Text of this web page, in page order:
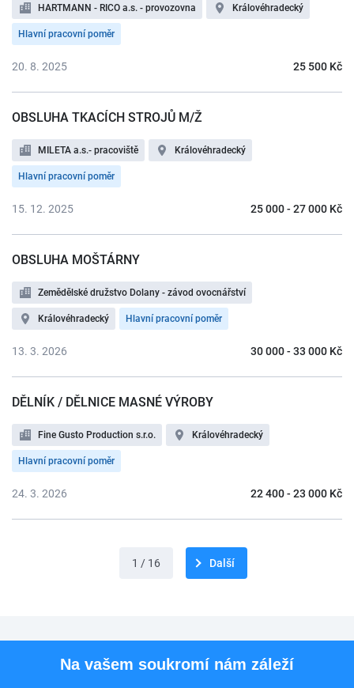
HARTMANN - RICO a.s. - provozovna Královéhradecký
Hlavní pracovní poměr
25 500 Kč
20. 8. 2025
OBSLUHA TKACÍCH STROJŮ M/Ž
MILETA a.s.- pracoviště Královéhradecký
Hlavní pracovní poměr
25 000 - 27 000 Kč
15. 12. 2025
OBSLUHA MOŠTÁRNY
Zemědělské družstvo Dolany - závod ovocnářství
Královéhradecký Hlavní pracovní poměr
30 000 - 33 000 Kč
13. 3. 2026
DĚLNÍK / DĚLNICE MASNÉ VÝROBY
Fine Gusto Production s.r.o. Královéhradecký
Hlavní pracovní poměr
22 400 - 23 000 Kč
24. 3. 2026
1 / 16 Další
Pro uchazečeNa vašem soukromí nám záleží